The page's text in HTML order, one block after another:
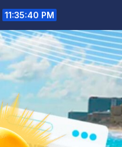
11:35:41 PM